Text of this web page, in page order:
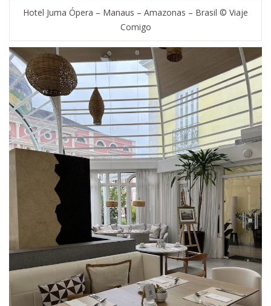
Hotel Juma Ópera – Manaus – Amazonas – Brasil © Viaje
Comigo